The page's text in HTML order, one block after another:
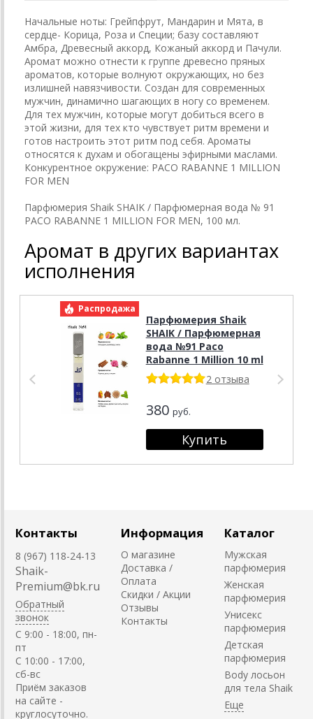
Начальные ноты: Грейпфрут, Мандарин и Мята, в
сердце- Корица, Роза и Специи; базу составляют
Амбра, Древесный аккорд, Кожаный аккорд и Пачули.
Аромат можно отнести к группе древесно пряных
ароматов, которые волнуют окружающих, но без
излишней навязчивости. Создан для современных
мужчин, динамично шагающих в ногу со временем.
Для тех мужчин, которые могут добиться всего в
этой жизни, для тех кто чувствует ритм времени и
готов настроить этот ритм под себя. Ароматы
относятся к духам и обогащены эфирными маслами.
Конкурентное окружение: PACO RABANNE 1 MILLION
FOR MEN
Парфюмерия Shaik SHAIK / Парфюмерная вода № 91
PACO RABANNE 1 MILLION FOR MEN, 100 мл.
Аромат в других вариантах
исполнения
Распродажа
Парфюмерия Shaik
SHAIK / Парфюмерная
вода №91 Paco
Rabanne 1 Million 10 ml
2 отзыва
380 руб.
Контакты
8 (967) 118-24-13
Shaik-
Premium@bk.ru
Обратный
звонок
C 9:00 - 18:00, пн-
пт
С 10:00 - 17:00,
сб-вс
Приём заказов
на сайте -
круглосуточно.
Информация
О магазине
Доставка /
Оплата
Скидки / Акции
Отзывы
Контакты
Каталог
Мужская
парфюмерия
Женская
парфюмерия
Унисекс
парфюмерия
Детская
парфюмерия
Body лосьон
для тела Shaik